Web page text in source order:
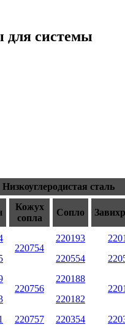
для системы
Низкоуглеродистая сталь
Кожух
сопла
Сопло
220754
220193
220554
220756
220188
220182
220757 220354